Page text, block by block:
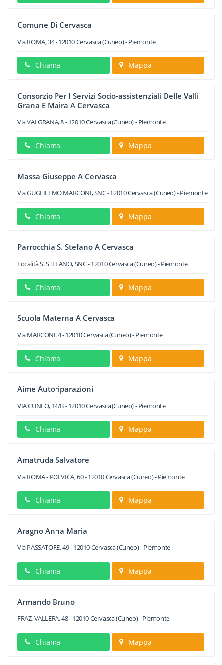
Comune Di Cervasca
Via ROMA, 34-12010Cervasca(Cuneo) -Piemonte
Chiama Mappa
Consorzio Per I Servizi Socio-assistenziali Delle Valli
Grana E Maira A Cervasca
Via VALGRANA, 8-12010Cervasca(Cuneo) -Piemonte
Chiama Mappa
Massa Giuseppe A Cervasca
Via GUGLIELMO MARCONI, SNC-12010Cervasca(Cuneo) -Piemonte
Chiama Mappa
Parrocchia S. Stefano A Cervasca
Località S. STEFANO, SNC-12010Cervasca(Cuneo) -Piemonte
Chiama Mappa
Scuola Materna A Cervasca
Via MARCONI, 4-12010Cervasca(Cuneo) -Piemonte
Chiama Mappa
Aime Autoriparazioni
VIA CUNEO, 14/B-12010Cervasca(Cuneo) -Piemonte
Chiama Mappa
Amatruda Salvatore
Via ROMA - POLVICA, 60-12010Cervasca(Cuneo) -Piemonte
Chiama Mappa
Aragno Anna Maria
Via PASSATORE, 49-12010Cervasca(Cuneo) -Piemonte
Chiama Mappa
Armando Bruno
FRAZ. VALLERA, 48-12010Cervasca(Cuneo) -Piemonte
Chiama Mappa